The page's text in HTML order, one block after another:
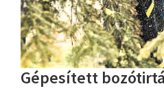
Gépesített